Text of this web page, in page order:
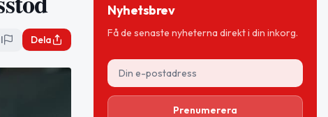
Dela
Nyhetsbrev
Få de senaste nyheterna direkt i din inkorg.
Prenumerera